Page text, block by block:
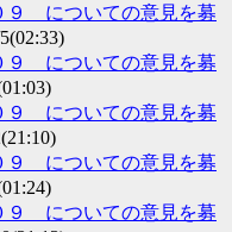
９ についての意見を募
９ についての意見を募
９ についての意見を募
９ についての意見を募
９ についての意見を募